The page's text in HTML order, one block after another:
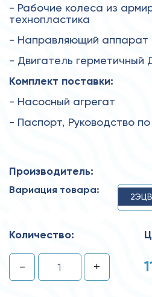
- Рабочие колеса из
технопластика
- Направляющий аппарат
- Двигатель герметичный
Комплект поставки:
- Насосный агрегат
- Паспорт, Руководство
Производитель:
Вариация товара:
Количество:
- +